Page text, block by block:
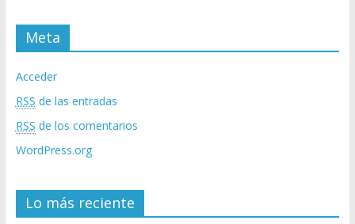
Meta
Acceder
RSS de las entradas
RSS de los comentarios
WordPress.org
Lo más reciente